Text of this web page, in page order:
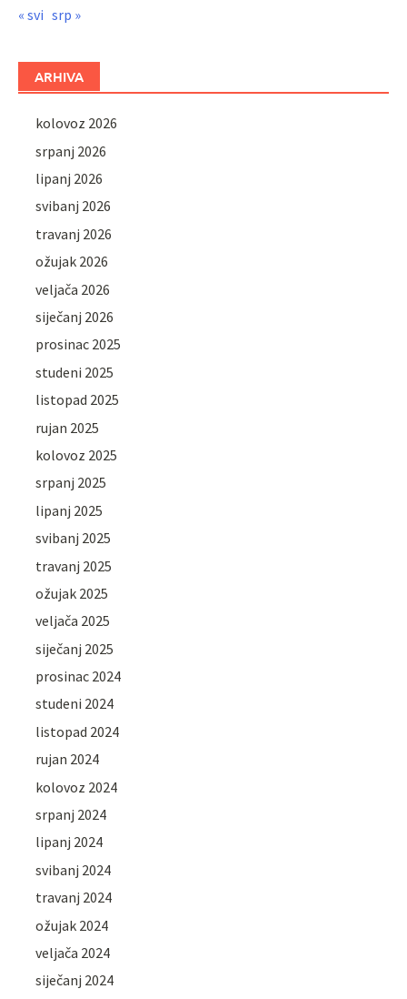
« svi srp »
ARHIVA
kolovoz 2026
srpanj 2026
lipanj 2026
svibanj 2026
travanj 2026
ožujak 2026
veljača 2026
siječanj 2026
prosinac 2025
studeni 2025
listopad 2025
rujan 2025
kolovoz 2025
srpanj 2025
lipanj 2025
svibanj 2025
travanj 2025
ožujak 2025
veljača 2025
siječanj 2025
prosinac 2024
studeni 2024
listopad 2024
rujan 2024
kolovoz 2024
srpanj 2024
lipanj 2024
svibanj 2024
travanj 2024
ožujak 2024
veljača 2024
siječanj 2024